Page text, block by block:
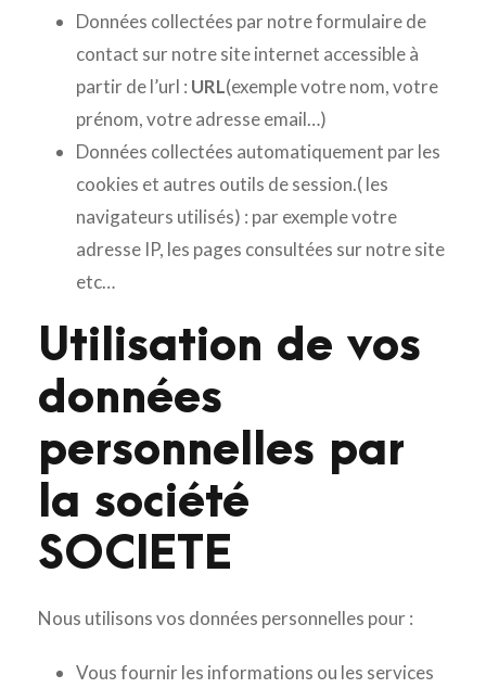
Données collectées par notre formulaire de
contact sur notre site internet accessible à
partir de l’url : URL(exemple votre nom, votre
prénom, votre adresse email…)
Données collectées automatiquement par les
cookies et autres outils de session.( les
navigateurs utilisés) : par exemple votre
adresse IP, les pages consultées sur notre site
etc…
Utilisation de vos
données
personnelles par
la société
SOCIETE
Nous utilisons vos données personnelles pour :
Vous fournir les informations ou les services